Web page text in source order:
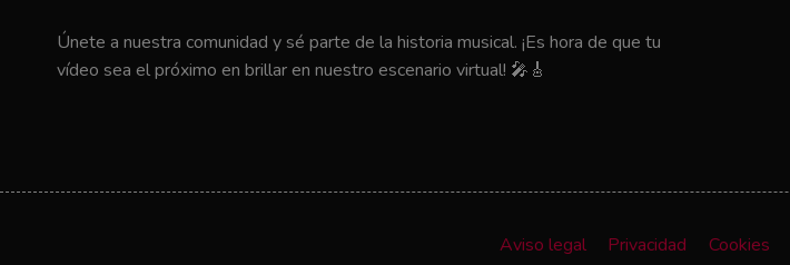
Únete a nuestra comunidad y sé parte de la historia musical. ¡Es hora de que tu
vídeo sea el próximo en brillar en nuestro escenario virtual! 🎤🎸
Aviso legal Privacidad Cookies